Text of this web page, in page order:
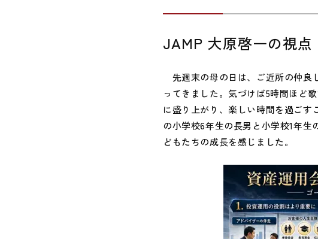
JAMP 大原啓一の視
先週末の母の日は、ご近所の仲良
ってきました。気づけば5時間ほど
に盛り上がり、楽しい時間を過ご
の小学校6年生の長男と小学校1年
どもたちの成長を感じました。